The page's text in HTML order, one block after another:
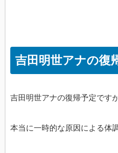
吉田明世アナの復
吉田明世アナの復帰予定ですが
本当に一時的な原因による体